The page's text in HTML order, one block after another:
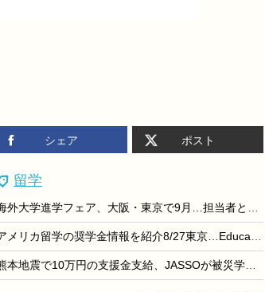
シェア ポスト
留学
海外大学進学フェア、大阪・東京で9月…担当者と個別相談
アメリカ留学の奨学金情報を紹介8/27東京…EducationUSA
熊本地震で10万円の支援金支給、JASSOが被災学生を救済